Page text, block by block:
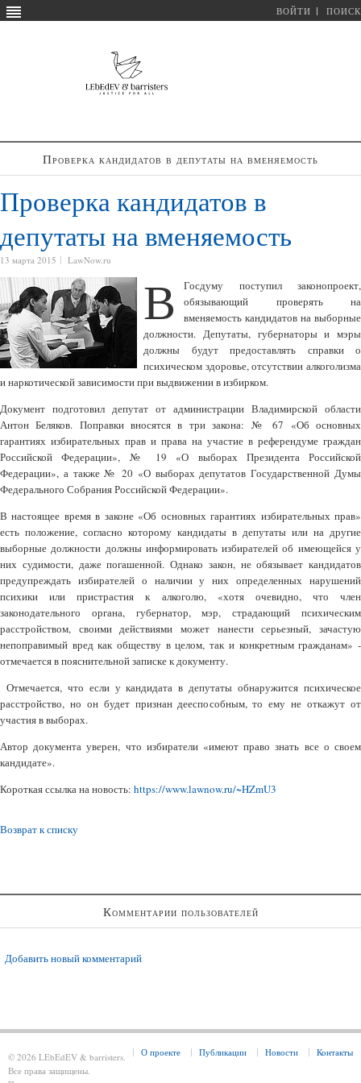
ВОЙТИ ПОИСК
Проверка кандидатов в депутаты на вменяемость
Проверка кандидатов в
депутаты на вменяемость
13 марта 2015 LawNow.ru
В
Госдуму поступил законопроект,
обязывающий проверять на
вменяемость кандидатов на выборные
должности. Депутаты, губернаторы и мэры
должны будут предоставлять справки о
психическом здоровье, отсутствии алкоголизма
и наркотической зависимости при выдвижении в избирком.
Документ подготовил депутат от администрации Владимирской области
Антон Беляков. Поправки вносятся в три закона: № 67 «Об основных
гарантиях избирательных прав и права на участие в референдуме граждан
Российской Федерации», № 19 «О выборах Президента Российской
Федерации», а также № 20 «О выборах депутатов Государственной Думы
Федерального Собрания Российской Федерации».
В настоящее время в законе «Об основных гарантиях избирательных прав»
есть положение, согласно которому кандидаты в депутаты или на другие
выборные должности должны информировать избирателей об имеющейся у
них судимости, даже погашенной. Однако закон, не обязывает кандидатов
предупреждать избирателей о наличии у них определенных нарушений
психики или пристрастия к алкоголю, «хотя очевидно, что член
законодательного органа, губернатор, мэр, страдающий психическим
расстройством, своими действиями может нанести серьезный, зачастую
непоправимый вред как обществу в целом, так и конкретным гражданам» -
отмечается в пояснительной записке к документу.
Отмечается, что если у кандидата в депутаты обнаружится психическое
расстройство, но он будет признан дееспособным, то ему не откажут от
участия в выборах.
Автор документа уверен, что избиратели «имеют право знать все о своем
кандидате».
Короткая ссылка на новость: https://www.lawnow.ru/~HZmU3
Возврат к списку
Комментарии пользователей
Добавить новый комментарий
О проекте Публикации Новости Контакты
© 2026 LEbEdEV & barristers.
Все права защищены.